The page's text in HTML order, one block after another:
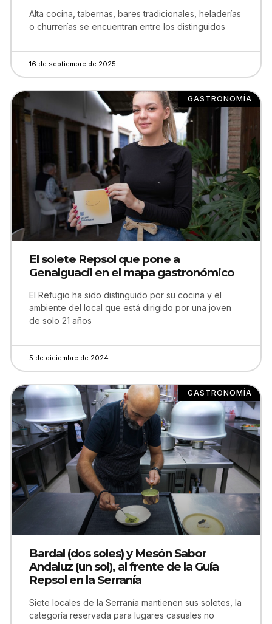
Alta cocina, tabernas, bares tradicionales, heladerías
o churrerías se encuentran entre los distinguidos
16 de septiembre de 2025
GASTRONOMÍA
El solete Repsol que pone a
Genalguacil en el mapa gastronómico
El Refugio ha sido distinguido por su cocina y el
ambiente del local que está dirigido por una joven
de solo 21 años
5 de diciembre de 2024
GASTRONOMÍA
Bardal (dos soles) y Mesón Sabor
Andaluz (un sol), al frente de la Guía
Repsol en la Serranía
Siete locales de la Serranía mantienen sus soletes, la
categoría reservada para lugares casuales no